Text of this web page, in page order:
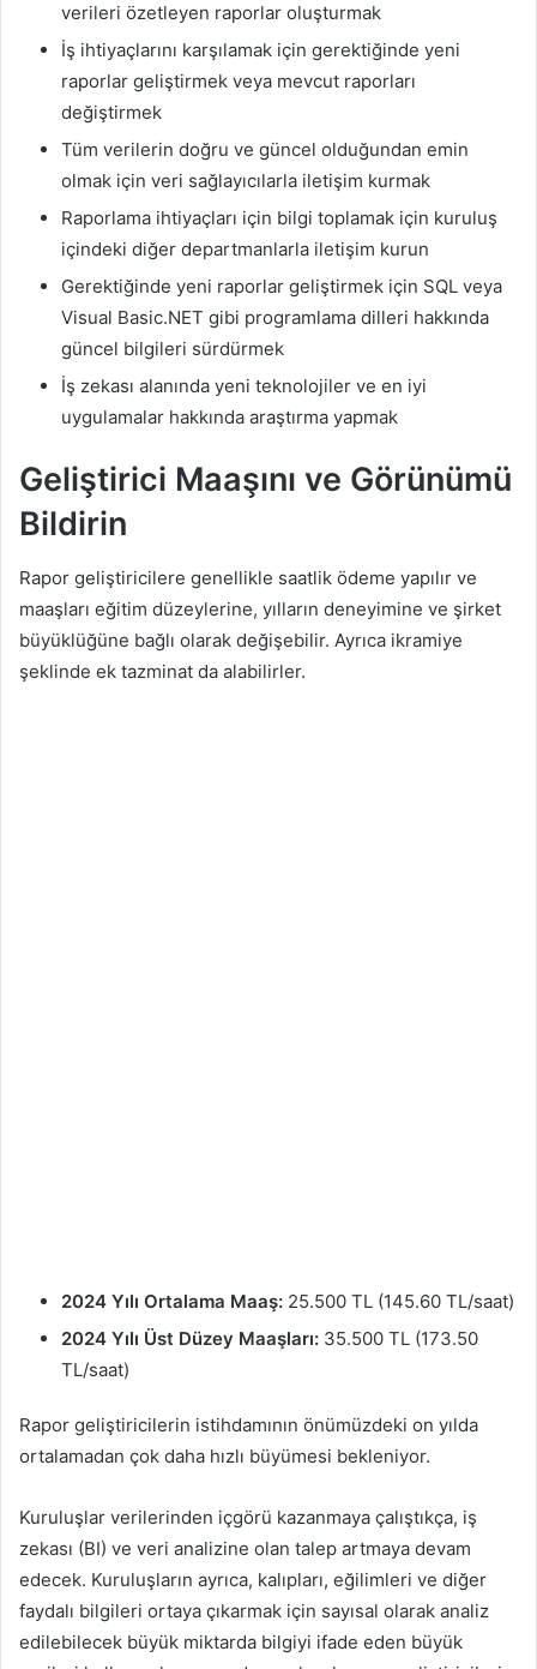
verileri özetleyen raporlar oluşturmak
İş ihtiyaçlarını karşılamak için gerektiğinde yeni
raporlar geliştirmek veya mevcut raporları
değiştirmek
Tüm verilerin doğru ve güncel olduğundan emin
olmak için veri sağlayıcılarla iletişim kurmak
Raporlama ihtiyaçları için bilgi toplamak için kuruluş
içindeki diğer departmanlarla iletişim kurun
Gerektiğinde yeni raporlar geliştirmek için SQL veya
Visual Basic.NET gibi programlama dilleri hakkında
güncel bilgileri sürdürmek
İş zekası alanında yeni teknolojiler ve en iyi
uygulamalar hakkında araştırma yapmak
Geliştirici Maaşını ve Görünümü
Bildirin
Rapor geliştiricilere genellikle saatlik ödeme yapılır ve
maaşları eğitim düzeylerine, yılların deneyimine ve şirket
büyüklüğüne bağlı olarak değişebilir. Ayrıca ikramiye
şeklinde ek tazminat da alabilirler.
2024 Yılı Ortalama Maaş: 25.500 TL (145.60 TL/saat)
2024 Yılı Üst Düzey Maaşları: 35.500 TL (173.50
TL/saat)
Rapor geliştiricilerin istihdamının önümüzdeki on yılda
ortalamadan çok daha hızlı büyümesi bekleniyor.
Kuruluşlar verilerinden içgörü kazanmaya çalıştıkça, iş
zekası (BI) ve veri analizine olan talep artmaya devam
edecek. Kuruluşların ayrıca, kalıpları, eğilimleri ve diğer
faydalı bilgileri ortaya çıkarmak için sayısal olarak analiz
edilebilecek büyük miktarda bilgiyi ifade eden büyük